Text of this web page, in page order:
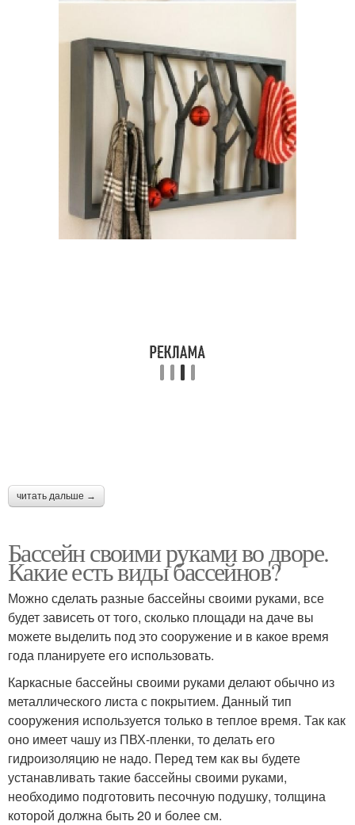
читать дальше →
Бассейн своими руками во дворе.
Какие есть виды бассейнов?
Можно сделать разные бассейны своими руками, все
будет зависеть от того, сколько площади на даче вы
можете выделить под это сооружение и в какое время
года планируете его использовать.
Каркасные бассейны своими руками делают обычно из
металлического листа с покрытием. Данный тип
сооружения используется только в теплое время. Так как
оно имеет чашу из ПВХ-пленки, то делать его
гидроизоляцию не надо. Перед тем как вы будете
устанавливать такие бассейны своими руками,
необходимо подготовить песочную подушку, толщина
которой должна быть 20 и более см.